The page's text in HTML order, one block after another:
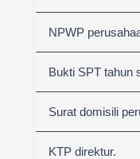
NPWP
Bukti SPT tahun
Surat domisili
KTP direktur.